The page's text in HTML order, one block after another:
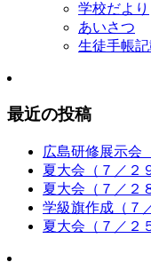
学校だより
あいさつ
生徒手帳
最近の投稿
広島研修展示会
夏大会（７／２
夏大会（７／２
学級旗作成（７
夏大会（７／２